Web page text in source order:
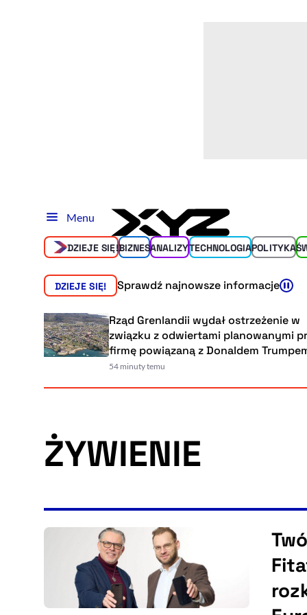
Menu
DZIEJE SIĘ!BIZNESANALIZYTECHNOLOGIAPOLITYKA
DZIEJE SIĘ! Sprawdź najnowsze informacje
Rząd Grenlandii wydał ostrzeżenie w
związku z odwiertami planowanymi przez
firmę powiązaną z Donaldem Trumpem
54 minuty temu
ŻYWIENIE